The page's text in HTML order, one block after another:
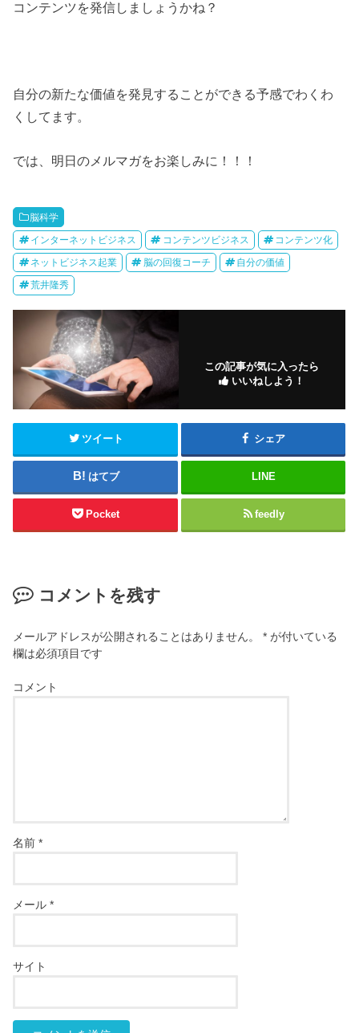
コンテンツを発信しましょうかね？
自分の新たな価値を発見することができる予感でわくわ
くしてます。
では、明日のメルマガをお楽しみに！！！
脳科学
インターネットビジネス コンテンツビジネス コンテンツ化
ネットビジネス起業 脳の回復コーチ 自分の価値
荒井隆秀
この記事が気に入ったら
いいねしよう！
ツイート シェア
はてブ LINE
Pocket feedly
コメントを残す
メールアドレスが公開されることはありません。 * が付いている
欄は必須項目です
コメント
名前*
メール*
サイト